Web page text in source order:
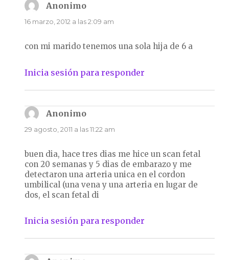
de
comentarios
Anonimodice:
16 marzo, 2012 a las 2:09 am
con mi marido tenemos una sola hija de 6 a
Inicia sesión para responder
Anonimodice:
29 agosto, 2011 a las 11:22 am
buen dia, hace tres dias me hice un scan fetal
con 20 semanas y 5 dias de embarazo y me
detectaron una arteria unica en el cordon
umbilical (una vena y una arteria en lugar de
dos, el scan fetal di
Inicia sesión para responder